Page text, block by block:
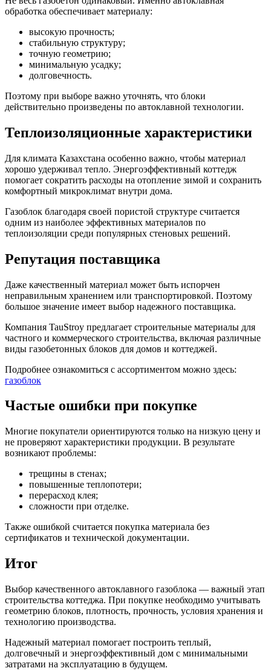
обработка обеспечивает материалу:
высокую прочность;
стабильную структуру;
точную геометрию;
минимальную усадку;
долговечность.
Поэтому при выборе важно уточнять, что блоки
действительно произведены по автоклавной технологии.
Теплоизоляционные характеристики
Для климата Казахстана особенно важно, чтобы материал
хорошо удерживал тепло. Энергоэффективный коттедж
помогает сократить расходы на отопление зимой и сохранить
комфортный микроклимат внутри дома.
Газоблок благодаря своей пористой структуре считается
одним из наиболее эффективных материалов по
теплоизоляции среди популярных стеновых решений.
Репутация поставщика
Даже качественный материал может быть испорчен
неправильным хранением или транспортировкой. Поэтому
большое значение имеет выбор надежного поставщика.
Компания TauStroy предлагает строительные материалы для
частного и коммерческого строительства, включая различные
виды газобетонных блоков для домов и коттеджей.
Подробнее ознакомиться с ассортиментом можно здесь:
газоблок
Частые ошибки при покупке
Многие покупатели ориентируются только на низкую цену и
не проверяют характеристики продукции. В результате
возникают проблемы:
трещины в стенах;
повышенные теплопотери;
перерасход клея;
сложности при отделке.
Также ошибкой считается покупка материала без
сертификатов и технической документации.
Итог
Выбор качественного автоклавного газоблока — важный этап
строительства коттеджа. При покупке необходимо учитывать
геометрию блоков, плотность, прочность, условия хранения и
технологию производства.
Надежный материал помогает построить теплый,
долговечный и энергоэффективный дом с минимальными
затратами на эксплуатацию в будущем.